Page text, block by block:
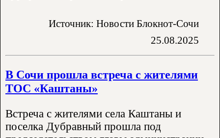
Источник: Новости Блокнот-Сочи
25.08.2025
В Сочи прошла встреча с жителями
ТОС «Каштаны»
Встреча с жителями села Каштаны и
поселка Дубравный прошла под